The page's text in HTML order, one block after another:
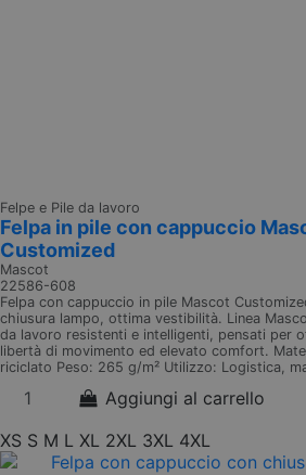
Felpe e Pile da lavoro
Felpa in pile con cappuccio
Customized
Mascot
22586-608
Felpa con cappuccio in pile Mascot
chiusura lampo, ottima vestibilità. Linea
da lavoro resistenti e intelligenti, pensati per
libertà di movimento ed elevato comfort.
riciclato Peso: 265 g/m² Utilizzo: Logistica,
Aggiungi al carrello
XS S M L XL 2XL 3XL 4XL